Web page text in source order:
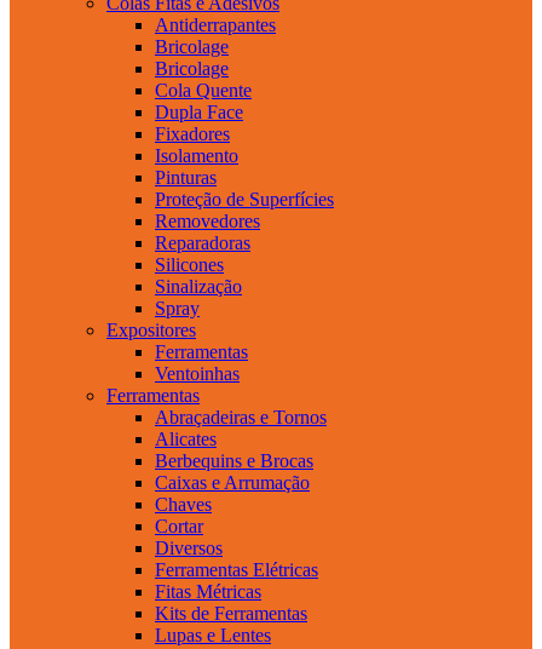
Antiderrapantes
Bricolage
Bricolage
Cola Quente
Dupla Face
Fixadores
Isolamento
Pinturas
Proteção de Superfícies
Removedores
Reparadoras
Silicones
Sinalização
Spray
Expositores
Ferramentas
Ventoinhas
Ferramentas
Abraçadeiras e Tornos
Alicates
Berbequins e Brocas
Caixas e Arrumação
Chaves
Cortar
Diversos
Ferramentas Elétricas
Fitas Métricas
Kits de Ferramentas
Lupas e Lentes